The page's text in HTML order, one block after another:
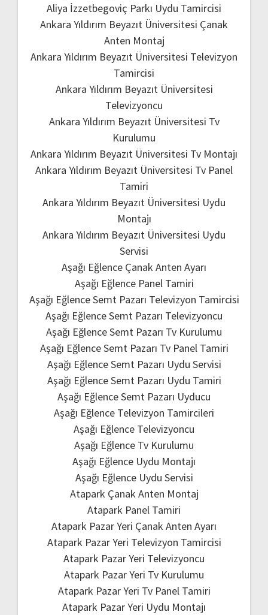
Aliya İzzetbegoviç Parkı Uydu Tamircisi
Ankara Yıldırım Beyazıt Üniversitesi Çanak
Anten Montaj
Ankara Yıldırım Beyazıt Üniversitesi Televizyon
Tamircisi
Ankara Yıldırım Beyazıt Üniversitesi
Televizyoncu
Ankara Yıldırım Beyazıt Üniversitesi Tv
Kurulumu
Ankara Yıldırım Beyazıt Üniversitesi Tv Montajı
Ankara Yıldırım Beyazıt Üniversitesi Tv Panel
Tamiri
Ankara Yıldırım Beyazıt Üniversitesi Uydu
Montajı
Ankara Yıldırım Beyazıt Üniversitesi Uydu
Servisi
Aşağı Eğlence Çanak Anten Ayarı
Aşağı Eğlence Panel Tamiri
Aşağı Eğlence Semt Pazarı Televizyon Tamircisi
Aşağı Eğlence Semt Pazarı Televizyoncu
Aşağı Eğlence Semt Pazarı Tv Kurulumu
Aşağı Eğlence Semt Pazarı Tv Panel Tamiri
Aşağı Eğlence Semt Pazarı Uydu Servisi
Aşağı Eğlence Semt Pazarı Uydu Tamiri
Aşağı Eğlence Semt Pazarı Uyducu
Aşağı Eğlence Televizyon Tamircileri
Aşağı Eğlence Televizyoncu
Aşağı Eğlence Tv Kurulumu
Aşağı Eğlence Uydu Montajı
Aşağı Eğlence Uydu Servisi
Atapark Çanak Anten Montaj
Atapark Panel Tamiri
Atapark Pazar Yeri Çanak Anten Ayarı
Atapark Pazar Yeri Televizyon Tamircisi
Atapark Pazar Yeri Televizyoncu
Atapark Pazar Yeri Tv Kurulumu
Atapark Pazar Yeri Tv Panel Tamiri
Atapark Pazar Yeri Uydu Montajı